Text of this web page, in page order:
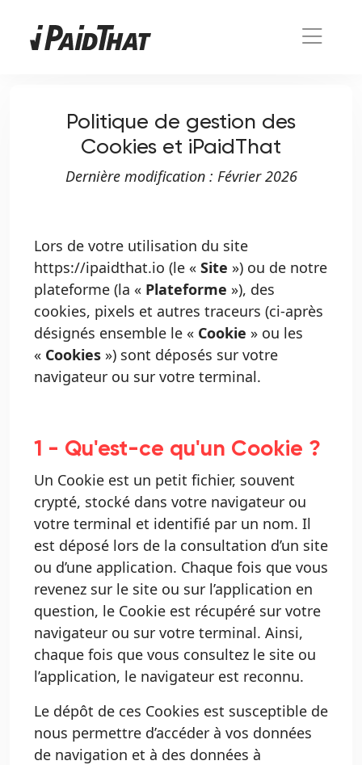
Politique de gestion des
Cookies et iPaidThat
Dernière modification : Février 2026
Lors de votre utilisation du site
https://ipaidthat.io (le « Site ») ou de notre
plateforme (la « Plateforme »), des
cookies, pixels et autres traceurs (ci-après
désignés ensemble le « Cookie » ou les
« Cookies ») sont déposés sur votre
navigateur ou sur votre terminal.
1 - Qu'est-ce qu'un Cookie ?
Un Cookie est un petit fichier, souvent
crypté, stocké dans votre navigateur ou
votre terminal et identifié par un nom. Il
est déposé lors de la consultation d’un site
ou d’une application. Chaque fois que vous
revenez sur le site ou sur l’application en
question, le Cookie est récupéré sur votre
navigateur ou sur votre terminal. Ainsi,
chaque fois que vous consultez le site ou
l’application, le navigateur est reconnu.
Le dépôt de ces Cookies est susceptible de
nous permettre d’accéder à vos données
de navigation et à des données à